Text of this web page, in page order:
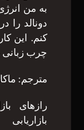
به من
چرب زبانی
مترجم:
رازهای
بازاریابی